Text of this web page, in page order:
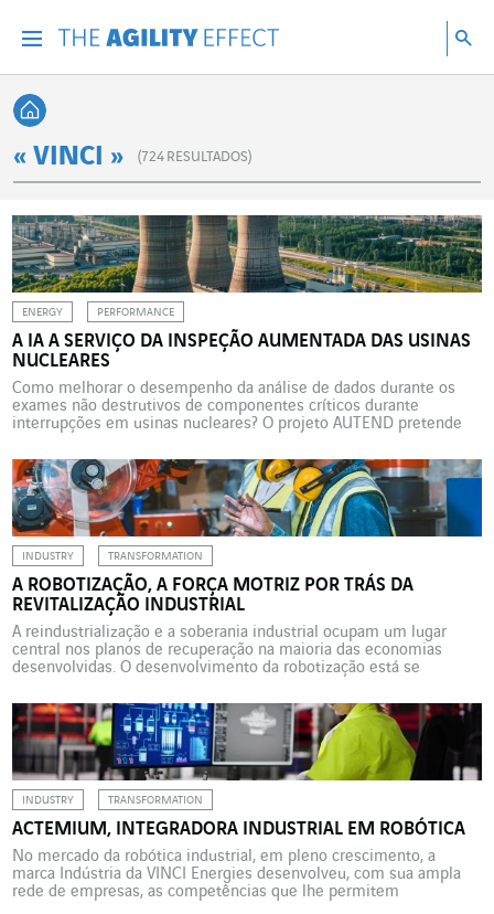
Voltar à página inicial
« VINCI » (724 RESULTADOS)
ENERGY PERFORMANCE
A IA A SERVIÇO DA INSPEÇÃO AUMENTADA DAS USINAS
NUCLEARES
Como melhorar o desempenho da análise de dados durante os
exames não destrutivos de componentes críticos durante
interrupções em usinas nucleares? O projeto AUTEND pretende
Engineering & Services, uma subsidiária da VINCI Energies, é
especializada na concepção, na qualificação e na operação no local
de processos […]
INDUSTRY TRANSFORMATION
A ROBOTIZAÇÃO, A FORÇA MOTRIZ POR TRÁS DA
REVITALIZAÇÃO INDUSTRIAL
A reindustrialização e a soberania industrial ocupam um lugar
central nos planos de recuperação na maioria das economias
desenvolvidas. O desenvolvimento da robotização está se
movimento global. Em um contexto econômico sempre mais
competitivo, a produtividade e a agilidade continuam sendo
fatores fundamentais para o desenvolvimento […]
INDUSTRY TRANSFORMATION
ACTEMIUM, INTEGRADORA INDUSTRIAL EM ROBÓTICA
No mercado da robótica industrial, em pleno crescimento, a
marca Indústria da VINCI Energies desenvolveu, com sua ampla
rede de empresas, as competências que lhe permitem